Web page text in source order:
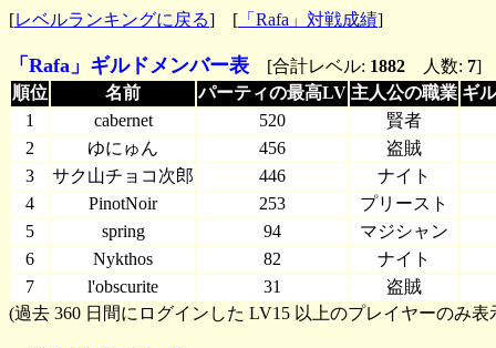
[レベルランキングに戻る] [ 「Rafa」対戦成績]
「Rafa」ギルドメンバー表 [合計レベル: 1882 人数: 7]
順位
名前 パーティの最高LV 主人公の職業 ギ
1
cabernet 520
賢者
2
ゆにゅん 456
盗賊
3
サク山チョコ次郎 446
ナイト
4
PinotNoir 253
プリースト
5
spring 94
マジシャン
6
Nykthos 82
ナイト
7
l'obscurite 31
盗賊
(過去 360 日間にログインした LV15 以上のプレイヤーのみ表